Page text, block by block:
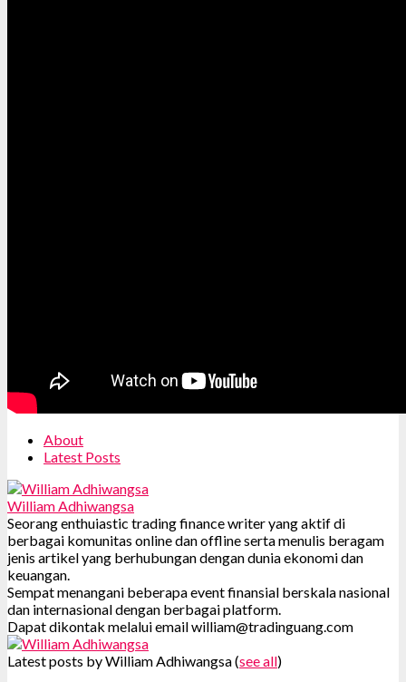
About
Latest Posts
William Adhiwangsa
Seorang enthuiastic trading finance writer yang aktif di
berbagai komunitas online dan offline serta menulis beragam
jenis artikel yang berhubungan dengan dunia ekonomi dan
keuangan.
Sempat menangani beberapa event finansial berskala nasional
dan internasional dengan berbagai platform.
Dapat dikontak melalui email william@tradinguang.com
Latest posts by William Adhiwangsa(see all)